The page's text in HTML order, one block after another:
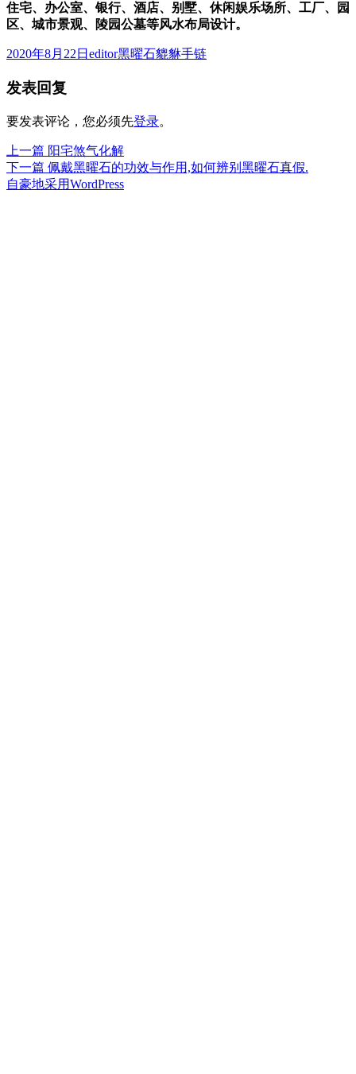
住宅、办公室、银行、酒店、别墅、休闲娱乐场所、工厂、园
区、城市景观、陵园公墓等风水布局设计。
发
于
2020年8月22日 作
editor分
黑曜石貔貅手链
发表回复
要发表评论，您必须先登录。
文
章
上一篇 上
篇
文
阳宅煞气化解
下一篇 下
篇
佩戴黑曜石的功效与作用,如何辨别黑曜石真假.
自豪地采用WordPress